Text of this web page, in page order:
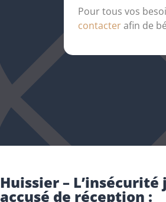
Pour tous vos
contacterafin de
Huissier –
accusé de réception :